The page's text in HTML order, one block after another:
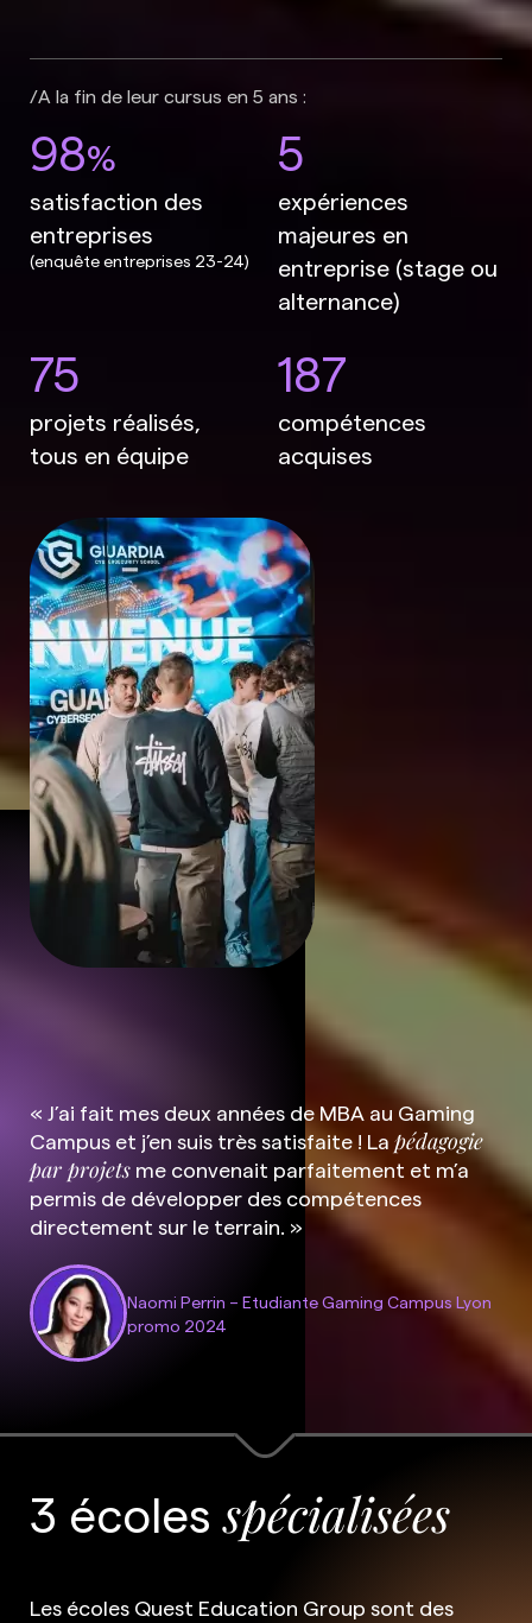
A la fin de leur cursus en 5 ans :
98%
satisfaction des
entreprises
(enquête entreprises 23-24)
5
expériences
majeures en
entreprise (stage ou
alternance)
75
projets réalisés,
tous en équipe
187
compétences
acquises
« J’ai fait mes deux années de MBA au Gaming
Campus et j’en suis très satisfaite ! La pédagogie
par projets me convenait parfaitement et m’a
permis de développer des compétences
directement sur le terrain. »
Naomi Perrin – Etudiante Gaming Campus Lyon
promo 2024
3 écolesspécialisées
Les écoles Quest Education Group sont des